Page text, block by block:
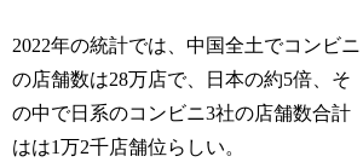
2022年の統計では、中国全土でコンビニ
の店舗数は28万店で、日本の約5倍、そ
の中で日系のコンビニ3社の店舗数合計
はは1万2千店舗位らしい。